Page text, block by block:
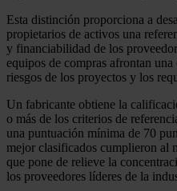
Esta distinción proporciona a
propietarios de activos una
y financiabilidad de los
equipos de compras afrontan
riesgos de los proyectos y los
Un fabricante obtiene la
o más de los criterios de
una puntuación mínima de 70
mejor clasificados cumplieron al
que pone de relieve la
los proveedores líderes de la